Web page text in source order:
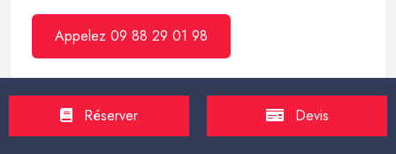
Appelez 09 88 29 01 98
Taxis dans Les villes de Marne
Réserver Devis